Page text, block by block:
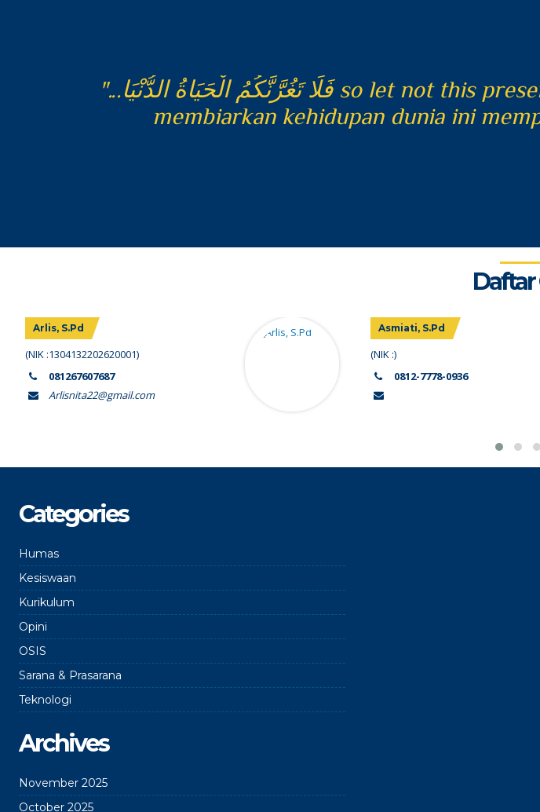
"...إِنَّ الْحَسَنَاتِ يُذْهِبْنَ السَّيِّئَاتِ Sesungguhnya perbuatan-perbuatan yang baik itu
menghapuskan (dosa)
Daftar
Arlis, S.Pd
(NIK :1304132202620001)
081267607687
Arlisnita22@gmail.com
Asmiati, S.Pd
(NIK :)
0812-7778-0936
Categories
Humas
Kesiswaan
Kurikulum
Opini
OSIS
Sarana & Prasarana
Teknologi
Archives
November 2025
October 2025